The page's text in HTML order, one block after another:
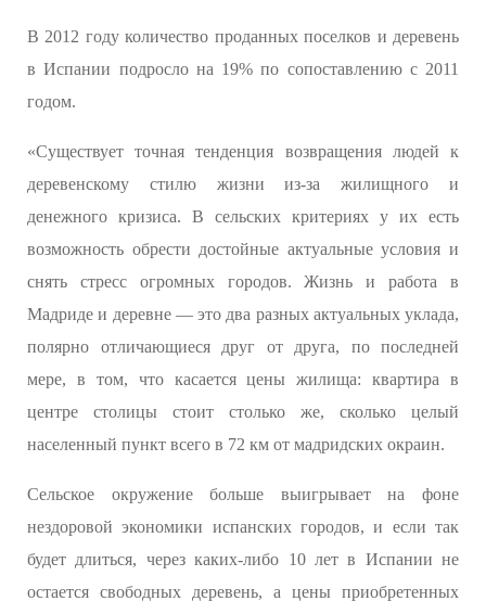
В 2012 году количество проданных поселков и деревень
в Испании подросло на 19% по сопоставлению с 2011
годом.
«Существует точная тенденция возвращения людей к
деревенскому стилю жизни из-за жилищного и
денежного кризиса. В сельских критериях у их есть
возможность обрести достойные актуальные условия и
снять стресс огромных городов. Жизнь и работа в
Мадриде и деревне — это два разных актуальных уклада,
полярно отличающиеся друг от друга, по последней
мере, в том, что касается цены жилища: квартира в
центре столицы стоит столько же, сколько целый
населенный пункт всего в 72 км от мадридских окраин.
Сельское окружение больше выигрывает на фоне
нездоровой экономики испанских городов, и если так
будет длиться, через каких-либо 10 лет в Испании не
остается свободных деревень, а цены приобретенных